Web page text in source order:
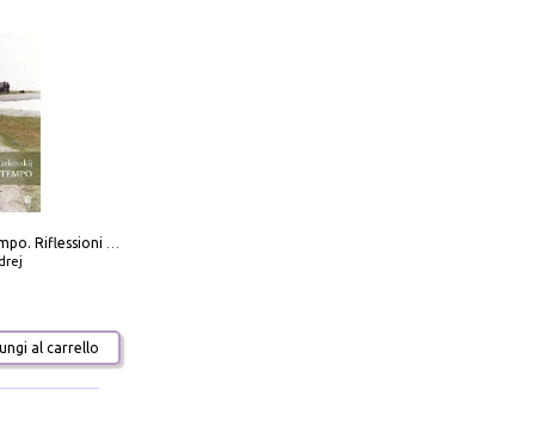
Scolpire il tempo. Riflessioni sul cinema.
al carrello